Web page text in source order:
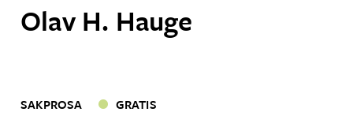
Olav H. Hauge
SAKPROSA GRATIS